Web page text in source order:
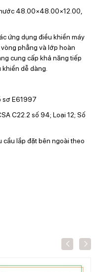
48.00×48.00×12.00,
ứng dụng điều khiển máy
phẳng và lớp hoàn
cung cấp khả năng tiếp
dễ dàng.
sơ E61997
C22.2 số 94; Loại 12; Số
cầu lắp đặt bên ngoài theo